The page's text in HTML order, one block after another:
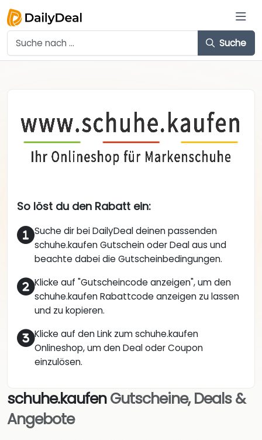
Suche
So löst du den Rabatt ein:
Suche dir bei DailyDeal deinen passenden
schuhe.kaufen Gutschein oder Deal aus und
beachte dabei die Gutscheinbedingungen.
Klicke auf "Gutscheincode anzeigen", um den
schuhe.kaufen Rabattcode anzeigen zu lassen
und zu kopieren.
Klicke auf den Link zum schuhe.kaufen
Onlineshop, um den Deal oder Coupon
einzulösen.
schuhe.kaufenGutscheine, Deals &
Angebote